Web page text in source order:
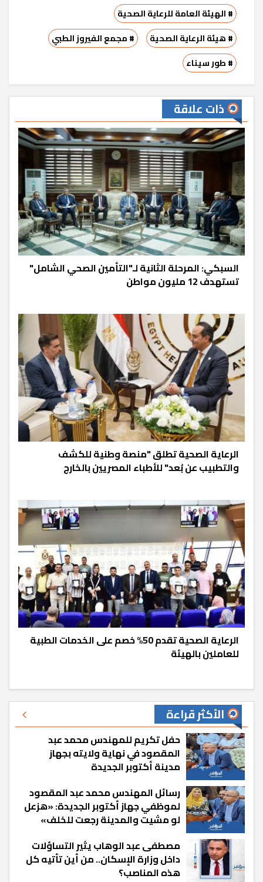
# الهيئة العامة للرعاية الصحية
# هيئة الرعاية الصحية
# مجمع الفيروز الطبي
# طور سيناء
ذات علاقة
السبكي: المرحلة الثانية لـ"التأمين الصحي الشامل"
تستهدف 12 مليون مواطن
الرعاية الصحية تطلق "منصة وطنية للكشف
والتطبيب عن بُعد" للأطباء المصريين بالخارج
الرعاية الصحية تقدم 50% خصم على الخدمات الطبية
للعاملين بالهيئة
الأكثر قراءة
حفل تكريم للمهندس محمد عبد
المقصود في نهاية ولايته بجهاز
مدينة أكتوبر الجديدة
رسائل المهندس محمد عبد المقصود
لموظفي جهاز أكتوبر الجديدة: «هزعل
لو مشيت والمدينة رجعت للخلف»
مصطفى عبد الوهاب يثير التساؤلات
داخل وزارة الإسكان.. من أين تأتيه كل
هذه المناصب؟